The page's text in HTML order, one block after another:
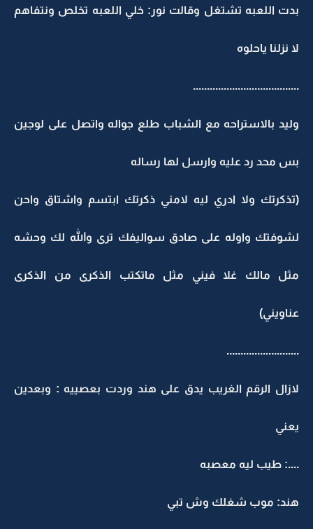
بدت اللعبه تشتغل وقالت نور: خلي اللعبه تخلص ونتفاهم
لا نزلنا ياحلوه
......................................
وليد بالاستراحه مع الشباب طلع جواله واتصل على لوجين
بس محد رد عليه وارسل لها رساله
(تذكرتك ولا ادري ليه لامني ذكرتك ابتسم واشتاق واحن
لشوفتك واوله على صادق سواليفك ترى والله لك وحشه
مثل مالك غلا فيني مثل ماتكتب الذكرى من الذكرى
عناويني)
..........................
لازال الرقم الغريب يدق على هند وردت بعصييه : وبعدين
يعني
....: طيب ليه معصبه
هند: موب شغلك وش تبي